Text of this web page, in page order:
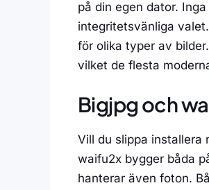
på din egen dator.
integritetsvänliga
för olika typer av
vilket de flesta
Bigjpg och
Vill du slippa installera
waifu2x bygger båda
hanterar även foton.